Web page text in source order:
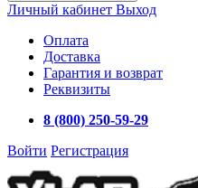
Личный кабинет Выход
Оплата
Доставка
Гарантия и возврат
Реквизиты
8 (800) 250-59-29
Войти Регистрация